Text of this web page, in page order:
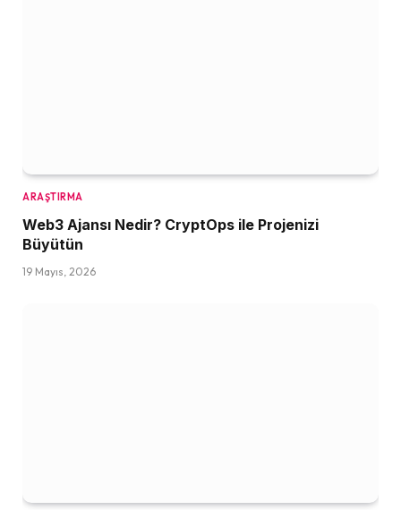
ARAŞTIRMA
Web3 Ajansı Nedir? CryptOps ile Projenizi
Büyütün
19 Mayıs, 2026